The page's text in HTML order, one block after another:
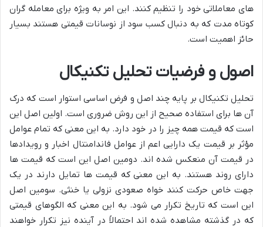
های معاملاتی خود را تنظیم کنند. این امر به ویژه برای معامله گران
کوتاه مدت که به دنبال کسب سود از نوسانات قیمتی هستند بسیار
حائز اهمیت است.
اصول و فرضیات تحلیل تکنیکال
تحلیل تکنیکال بر پایه چند اصل و فرض اساسی استوار است که درک
آن ها برای استفاده صحیح از این روش ضروری است. اولین اصل این
است که قیمت همه چیز را در خود دارد. به این معنی که تمام عوامل
مؤثر بر قیمت یک دارایی اعم از عوامل فاندامنتال اخبار و رویدادها
در قیمت آن منعکس شده اند. دومین اصل این است که قیمت ها
دارای روند هستند. به این معنی که قیمت ها تمایل دارند در یک
جهت خاص حرکت کنند خواه صعودی نزولی یا خنثی. سومین اصل
این است که تاریخ تکرار می شود. به این معنی که الگوهای قیمتی
که در گذشته مشاهده شده اند احتمالاً در آینده نیز تکرار خواهند